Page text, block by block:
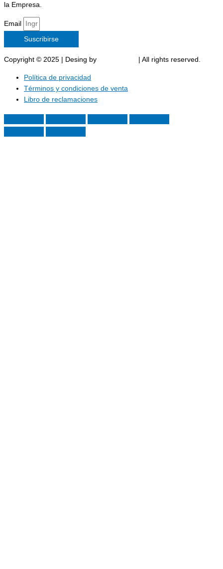
la Empresa.
Email
Suscribirse
Copyright © 2025 | Desing by | All rights reserved.
Política de privacidad
Términos y condiciones de venta
Libro de reclamaciones